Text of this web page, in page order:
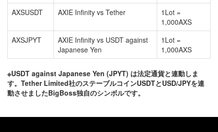
AXSUSDT
AXIE Infinity vs Tether
1Lot =
1,000AXS
AXSJPYT
AXIE Infinity vs USDT against
Japanese Yen
1Lot =
1,000AXS
※USDT against Japanese Yen (JPYT) は法定通貨と連動しま
す。Tether Limited社のステーブルコインUSDTとUSD/JPYを連
動させましたBigBoss独自のシンボルです。